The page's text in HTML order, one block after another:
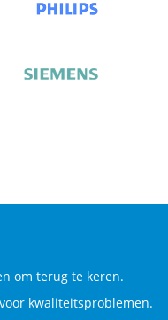
om terug te keren.
kwaliteitsproblemen.